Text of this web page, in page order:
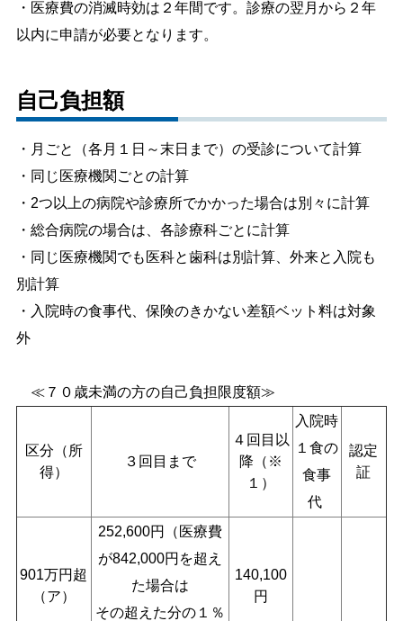
・医療費の消滅時効は２年間です。診療の翌月から２年
以内に申請が必要となります。
自己負担額
・月ごと（各月１日～末日まで）の受診について計算
・同じ医療機関ごとの計算
・2つ以上の病院や診療所でかかった場合は別々に計算
・総合病院の場合は、各診療科ごとに計算
・同じ医療機関でも医科と歯科は別計算、外来と入院も
別計算
・入院時の食事代、保険のきかない差額ベット料は対象
外
≪７０歳未満の方の自己負担限度額≫
区分（所
得）
３回目まで
４回目以
降（※
１）
入院時
１食の
食事
代
認定
証
901万円超
（ア）
252,600円（医療費
が842,000円を超え
た場合は
その超えた分の１％
140,100
円